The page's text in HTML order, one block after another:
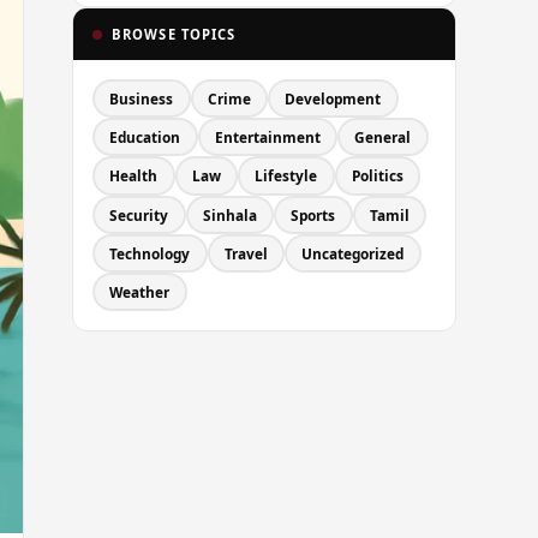
BROWSE TOPICS
Business Crime Development
Education Entertainment General
Health Law Lifestyle Politics
Security Sinhala Sports Tamil
Technology Travel Uncategorized
Weather